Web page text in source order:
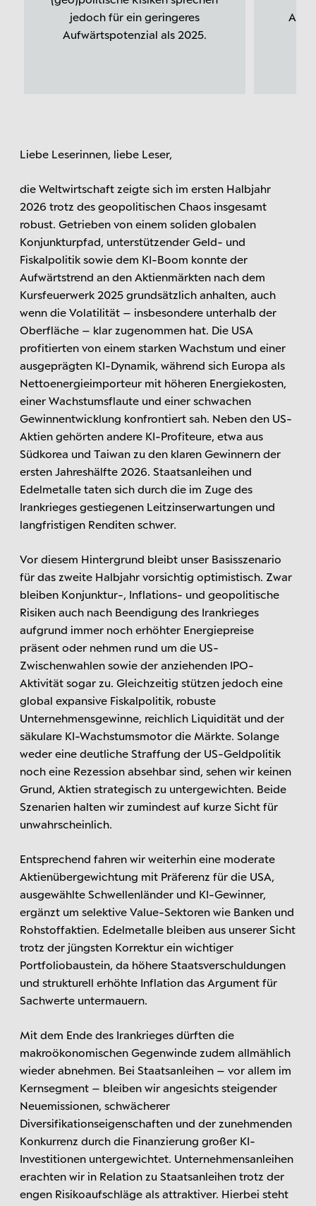
jedoch für ein geringeres
Aufwärtspotenzial als 2025.
Liebe Leserinnen, liebe Leser,
die Weltwirtschaft zeigte sich im ersten Halbjahr
2026 trotz des geopolitischen Chaos insgesamt
robust. Getrieben von einem soliden globalen
Konjunkturpfad, unterstützender Geld- und
Fiskalpolitik sowie dem KI-Boom konnte der
Aufwärtstrend an den Aktienmärkten nach dem
Kursfeuerwerk 2025 grundsätzlich anhalten, auch
wenn die Volatilität – insbesondere unterhalb der
Oberfläche – klar zugenommen hat. Die USA
profitierten von einem starken Wachstum und einer
ausgeprägten KI-Dynamik, während sich Europa als
Nettoenergieimporteur mit höheren Energiekosten,
einer Wachstumsflaute und einer schwachen
Gewinnentwicklung konfrontiert sah. Neben den US-
Aktien gehörten andere KI-Profiteure, etwa aus
Südkorea und Taiwan zu den klaren Gewinnern der
ersten Jahreshälfte 2026. Staatsanleihen und
Edelmetalle taten sich durch die im Zuge des
Irankrieges gestiegenen Leitzinserwartungen und
langfristigen Renditen schwer.
Vor diesem Hintergrund bleibt unser Basisszenario
für das zweite Halbjahr vorsichtig optimistisch. Zwar
bleiben Konjunktur-, Inflations- und geopolitische
Risiken auch nach Beendigung des Irankrieges
aufgrund immer noch erhöhter Energiepreise
präsent oder nehmen rund um die US-
Zwischenwahlen sowie der anziehenden IPO-
Aktivität sogar zu. Gleichzeitig stützen jedoch eine
global expansive Fiskalpolitik, robuste
Unternehmensgewinne, reichlich Liquidität und der
säkulare KI-Wachstumsmotor die Märkte. Solange
weder eine deutliche Straffung der US-Geldpolitik
noch eine Rezession absehbar sind, sehen wir keinen
Grund, Aktien strategisch zu untergewichten. Beide
Szenarien halten wir zumindest auf kurze Sicht für
unwahrscheinlich.
Entsprechend fahren wir weiterhin eine moderate
Aktienübergewichtung mit Präferenz für die USA,
ausgewählte Schwellenländer und KI-Gewinner,
ergänzt um selektive Value-Sektoren wie Banken und
Rohstoffaktien. Edelmetalle bleiben aus unserer Sicht
trotz der jüngsten Korrektur ein wichtiger
Portfoliobaustein, da höhere Staatsverschuldungen
und strukturell erhöhte Inflation das Argument für
Sachwerte untermauern.
Mit dem Ende des Irankrieges dürften die
makroökonomischen Gegenwinde zudem allmählich
wieder abnehmen. Bei Staatsanleihen – vor allem im
Kernsegment – bleiben wir angesichts steigender
Neuemissionen, schwächerer
Diversifikationseigenschaften und der zunehmenden
Konkurrenz durch die Finanzierung großer KI-
Investitionen untergewichtet. Unternehmensanleihen
erachten wir in Relation zu Staatsanleihen trotz der
engen Risikoaufschläge als attraktiver. Hierbei steht